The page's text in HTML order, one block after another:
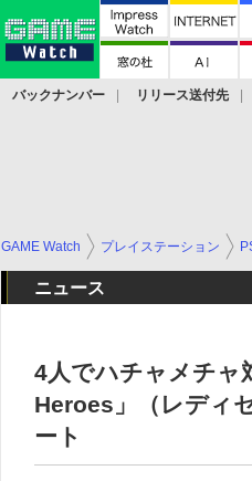
バックナンバー リリース送付先
GAME Watch プレイステーション
ニュース
4人でハチャメチ
Heroes」（レディ
ート